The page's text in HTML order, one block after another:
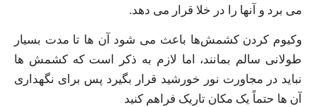
می‌ برد و آنها را در خلا قرار می‌ دهد.
وکیوم کردن کشمش‌ها باعث می‌ شود آن ها تا مدت بسیار
طولانی سالم بمانند، اما لازم به ذکر است که کشمش ها
نباید در مجاورت نور خورشید قرار بگیرد پس برای نگهداری
آن ها حتماً یک مکان تاریک فراهم کنید‌